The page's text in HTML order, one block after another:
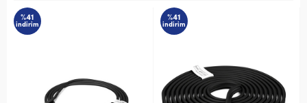
%41
indirim
%41
indirim